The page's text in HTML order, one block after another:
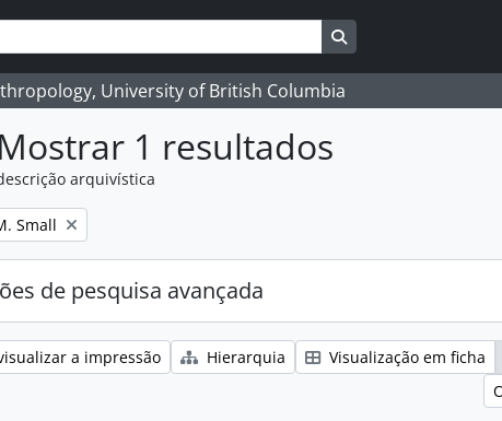
Search in browse page
University of British Columbia
Mostrar 1 resultados
arquivística
filter:
Small
de pesquisa avançada
a impressão Hierarquia Visualização em ficha